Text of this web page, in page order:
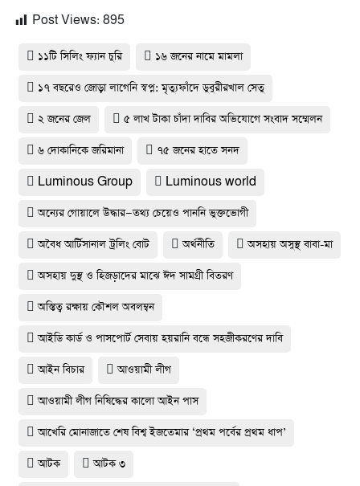
Post Views: 895
১১টি সিলিং ফ্যান চুরি ১৬ জনের নামে মামলা
১৭ বছরেও জোড়া লাগেনি স্বপ্ন: মৃত্যুফাঁদে ডুবুরীরখাল সেতু
২ জনের জেল ৫ লাখ টাকা চাঁদা দাবির অভিযোগে সংবাদ সম্মেলন
৬ দোকানিকে জরিমানা ৭৫ জনের হাতে সনদ
Luminous Group Luminous world
অন্যের গোয়ালে উদ্ধার—তথ্য চেয়েও পাননি ভুক্তভোগী
অবৈধ আর্টিসানাল ট্রলিং বোট অর্থনীতি অসহায় অসুস্থ বাবা-মা
অসহায় দুস্থ ও হিজড়াদের মাঝে ঈদ সামগ্রী বিতরণ
অস্তিত্ব রক্ষায় কৌশল অবলম্বন
আইডি কার্ড ও পাসপোর্ট সেবায় হয়রানি বন্ধে সহজীকরণের দাবি
আইন বিচার আওয়ামী লীগ
আওয়ামী লীগ নিষিদ্ধের কালো আইন পাস
আখেরি মোনাজাতে শেষ বিশ্ব ইজতেমার ‘প্রথম পর্বের প্রথম ধাপ’
আটক আটক ৩